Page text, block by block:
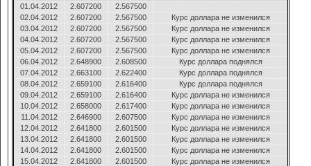
01.04.2012
2.607200
2.567500
02.04.2012
2.607200 2.567500
Курс доллара не изменился
03.04.2012
2.607200 2.567500
Курс доллара не изменился
04.04.2012
2.607200 2.567500
Курс доллара не изменился
05.04.2012
2.607200 2.567500
Курс доллара не изменился
06.04.2012
2.648900 2.608500
Курс доллара поднялся
07.04.2012
2.663100 2.622400
Курс доллара поднялся
08.04.2012
2.659100 2.616400
Курс доллара поднялся
09.04.2012
2.659100 2.616400
Курс доллара не изменился
10.04.2012
2.658000 2.617400
Курс доллара не изменился
11.04.2012
2.646900 2.607500
Курс доллара не изменился
12.04.2012
2.641800 2.601500
Курс доллара не изменился
13.04.2012
2.641800 2.601500
Курс доллара не изменился
14.04.2012
2.641800 2.601500
Курс доллара не изменился
15.04.2012
2.641800 2.601500
Курс доллара не изменился